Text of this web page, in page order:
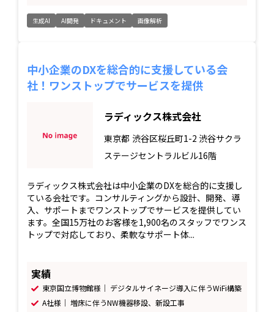
生成AI AI開発 ドキュメント 画像解析
中小企業のDXを総合的に支援している会
社！ワンストップでサービスを提供
ラディックス株式会社
東京都 渋谷区桜丘町1-2 渋谷サクラ
ステージセントラルビル16階
ラディックス株式会社は中小企業のDXを総合的に支援し
ている会社です。コンサルティングから設計、開発、導
入、サポートまでワンストップでサービスを提供してい
ます。全国15万社のお客様を1,900名のスタッフでワンス
トップで対応しており、柔軟なサポート体...
実績
東京国立博物館様｜ デジタルサイネージ導入に伴うWiFi構築
A社様｜ 増床に伴うNW機器移設、新設工事